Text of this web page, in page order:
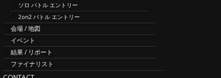
ソロ バトル エントリー
2on2 バトル エントリー
会場 / 地図
イベント
結果 / リポート
ファイナリスト